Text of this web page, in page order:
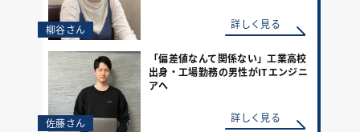
柳谷さん 詳しく見る
佐藤さん
「偏差値なんて関係ない」工業高校
出身・工場勤務の男性がITエンジニ
アへ
詳しく見る